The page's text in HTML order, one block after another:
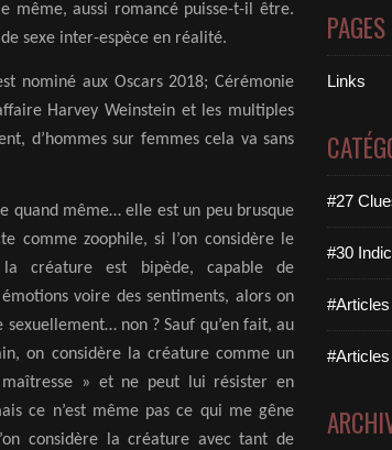
même, aussi romancé puisse-t-il être.
sexe inter-espèce en réalité.
nominé aux Oscars 2018; Cérémonie
Harvey Weinstein et les multiples
d’hommes sur femmes cela va sans
quand même… elle est un peu brusque
comme zoophile, si l’on considère le
créature est bipède, capable de
voire des sentiments, alors on
sexuellement… non ? Sauf qu’en fait, au
on considère la créature comme un
» et ne peut lui résister en
ce n’est même pas ce qui me gêne
considère la créature avec tant de
PAGES
Links
#27
#30